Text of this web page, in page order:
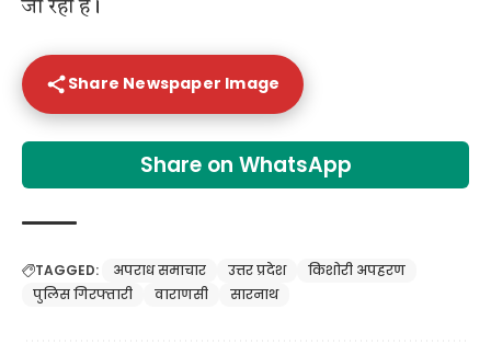
जा रही है।
Share Newspaper Image
Share on WhatsApp
TAGGED: अपराध समाचार उत्तर प्रदेश
किशोरी अपहरण
पुलिस गिरफ्तारी
वाराणसी सारनाथ